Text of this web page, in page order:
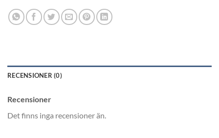
RECENSIONER (0)
Recensioner
Det finns inga recensioner än.